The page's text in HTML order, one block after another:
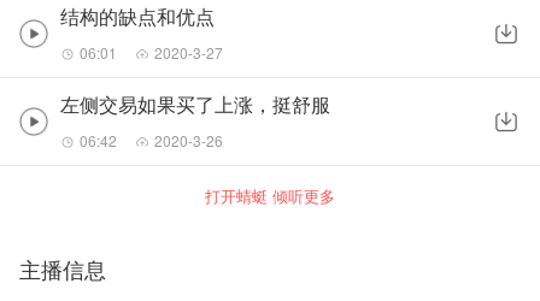
结构的缺点和优点
06:01 2020-3-27
左侧交易如果买了上涨，挺舒服
06:42 2020-3-26
打开蜻蜓 倾听更多
主播信息